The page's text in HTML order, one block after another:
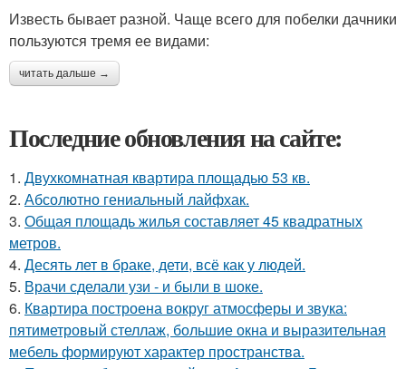
Известь бывает разной. Чаще всего для побелки дачники
пользуются тремя ее видами:
читать дальше →
Последние обновления на сайте:
1. Двухкомнатная квартира площадью 53 кв.
2. Абсолютно гениальный лайфхак.
3. Общая площадь жилья составляет 45 квадратных
метров.
4. Десять лет в браке, дети, всё как у людей.
5. Врачи сделали узи - и были в шоке.
6. Квартира построена вокруг атмосферы и звука:
пятиметровый стеллаж, большие окна и выразительная
мебель формируют характер пространства.